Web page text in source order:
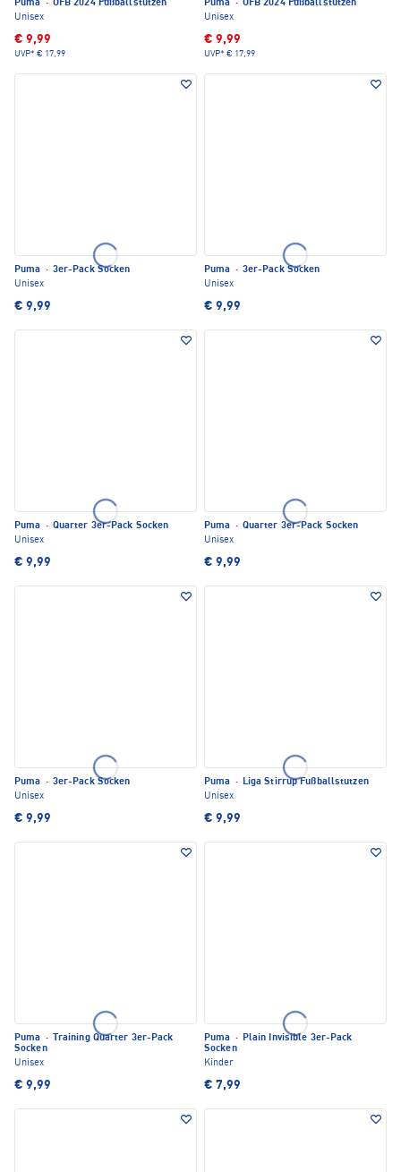
Puma · ÖFB 2024 Fußballstutzen
Unisex
€ 9,99
UVP* € 17,99
Puma · ÖFB 2024 Fußballstutzen
Unisex
€ 9,99
UVP* € 17,99
Puma · 3er-Pack Socken
Unisex
€ 9,99
Puma · 3er-Pack Socken
Unisex
€ 9,99
Puma · Quarter 3er-Pack Socken
Unisex
€ 9,99
Puma · Quarter 3er-Pack Socken
Unisex
€ 9,99
Puma · 3er-Pack Socken
Unisex
€ 9,99
Puma · Liga Stirrup Fußballstutzen
Unisex
€ 9,99
Puma ·
Training Quarter 3er-Pack
Socken
Unisex
€ 9,99
Puma · Plain Invisible 3er-Pack
Socken
Kinder
€ 7,99